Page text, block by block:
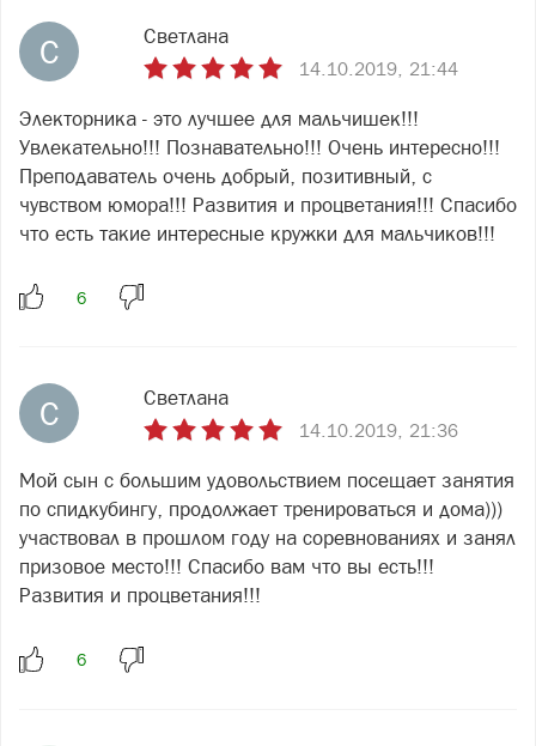
С Светлана
14.10.2019, 21:44
Электорника - это лучшее для мальчишек!!!
Увлекательно!!! Познавательно!!! Очень интересно!!!
Преподаватель очень добрый, позитивный, с
чувством юмора!!! Развития и процветания!!! Спасибо
что есть такие интересные кружки для мальчиков!!!
С Светлана
14.10.2019, 21:36
Мой сын с большим удовольствием посещает занятия
по спидкубингу, продолжает тренироваться и дома)))
участвовал в прошлом году на соревнованиях и занял
призовое место!!! Спасибо вам что вы есть!!!
Развития и процветания!!!